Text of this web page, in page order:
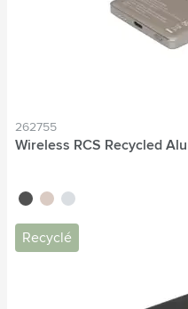
262755
Wireless RCS Recycled
noir titanebleu nordique
Recyclé